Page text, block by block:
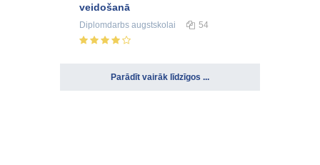
veidošanā
Diplomdarbs augstskolai 54
Parādīt vairāk līdzīgos ...